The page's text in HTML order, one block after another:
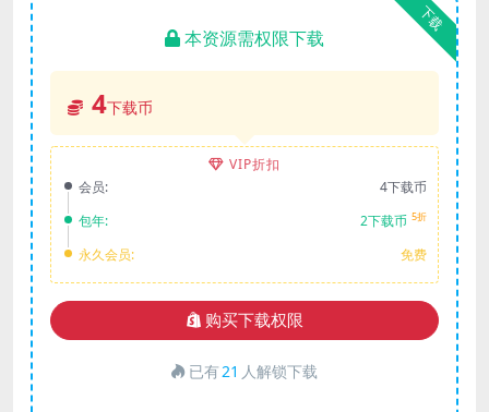
下载
本资源需权限下载
4下载币
VIP折扣
会员:
4下载币
包年:
2下载币 5折
永久会员: 免费
购买下载权限
已有21 人解锁下载